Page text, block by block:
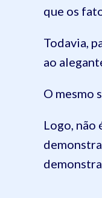
que os
Todavia,
ao
O mesmo
Logo, não